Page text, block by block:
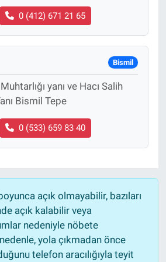
0 (412) 671 21 65
Bismil
yanı ve Hacı Salih
Bismil Tepe
0 (533) 659 83 40
açık olmayabilir, bazıları
açık kalabilir veya
nedeniyle nöbete
yola çıkmadan önce
telefon aracılığıyla teyit